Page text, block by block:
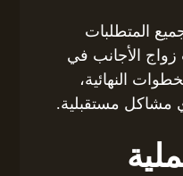
المتطلبات
زواج الأجانب في
النهائية،
مشاكل مستقبلية.